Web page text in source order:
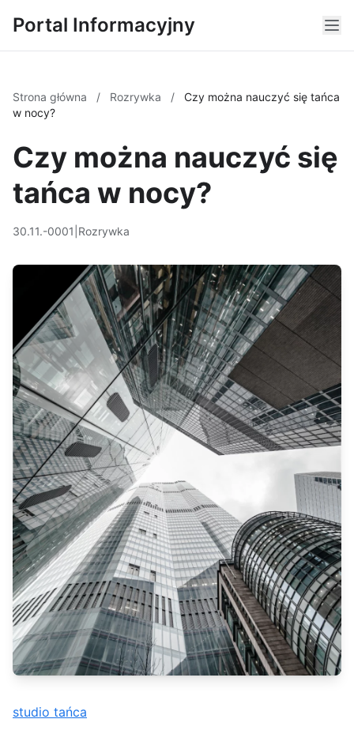
Portal Informacyjny
Strona główna / Rozrywka /
Czy można nauczyć się tańca
w nocy?
Czy można nauczyć się
tańca w nocy?
30.11.-0001 Rozrywka
studio tańca